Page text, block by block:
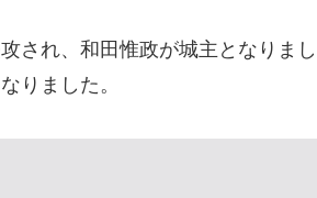
され、和田惟政が城主となりまし
りました。